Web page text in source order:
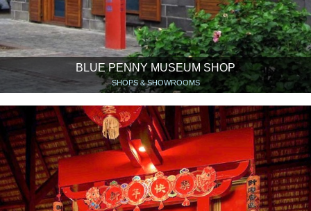
BLUE PENNY MUSEUM SHOP
SHOPS & SHOWROOMS